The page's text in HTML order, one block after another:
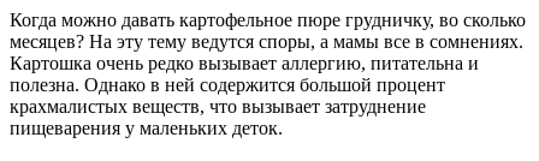
Когда можно давать картофельное пюре грудничку, во сколько
месяцев? На эту тему ведутся споры, а мамы все в сомнениях.
Картошка очень редко вызывает аллергию, питательна и
полезна. Однако в ней содержится большой процент
крахмалистых веществ, что вызывает затруднение
пищеварения у маленьких деток.